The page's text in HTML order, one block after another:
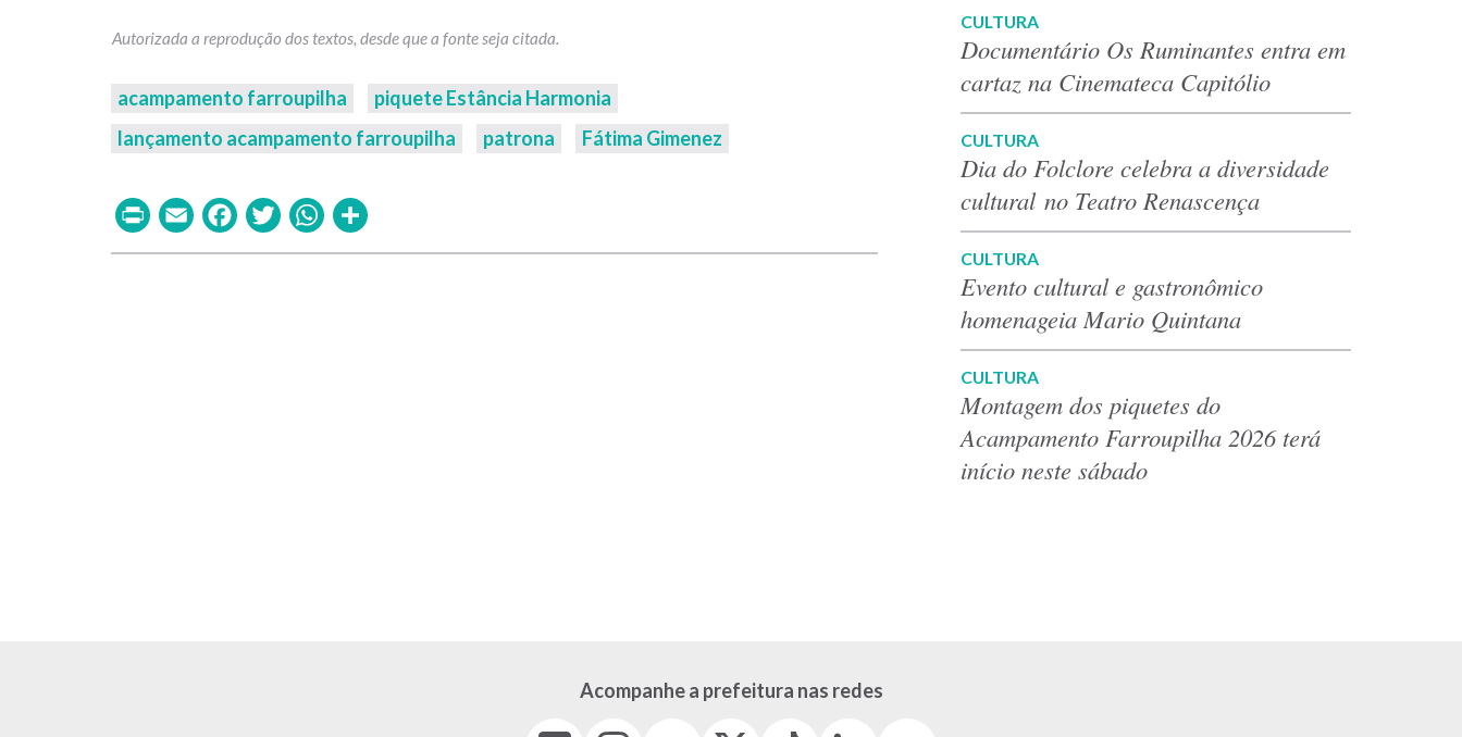
acampamento farroupilha
piquete Estância Harmonia
lançamento acampamento farroupilha
patrona Fátima Gimenez
PrintEmailFacebook
TwitterWhatsApp
CULTURA
Documentário Os Ruminantes entra em
cartaz na Cinemateca Capitólio
CULTURA
Dia do Folclore celebra a diversidade
cultural no Teatro Renascença
CULTURA
Evento cultural e gastronômico
homenageia Mario Quintana
CULTURA
Montagem dos piquetes do
Acampamento Farroupilha 2026 terá
início neste sábado
Acompanhe a prefeitura nas redes
FacebookInstagram Tiktok LinkedIn